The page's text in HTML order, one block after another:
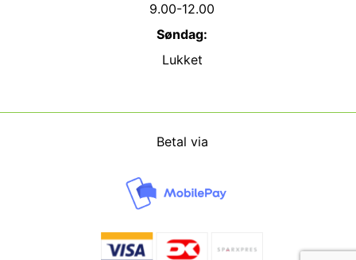
9.00-12.00
Søndag:
Lukket
Betal via